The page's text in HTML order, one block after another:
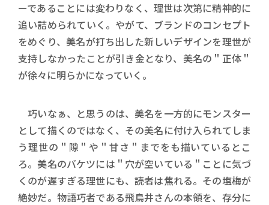
ーであることには変わりなく、理世は次第に精神的に
追い詰められていく。やがて、ブランドのコンセプト
をめぐり、美名が打ち出した新しいデザインを理世が
支持しなかったことが引き金となり、美名の＂正体＂
が徐々に明らかになっていく。
巧いなぁ、と思うのは、美名を一方的にモンスター
として描くのではなく、その美名に付け入られてしま
う理世の＂隙＂や＂甘さ＂までをも描いているとこ
ろ。美名のバケツには＂穴が空いている＂ことに気づ
くのが遅すぎる理世にも、読者は焦れる。その塩梅が
絶妙だ。物語巧者である飛鳥井さんの本領を、存分に